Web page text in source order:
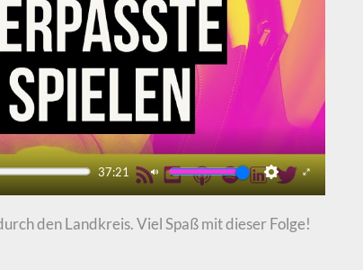
37:21
Mute Settings
Enter
fullscreen
den Landkreis. Viel Spaß mit dieser Folge!